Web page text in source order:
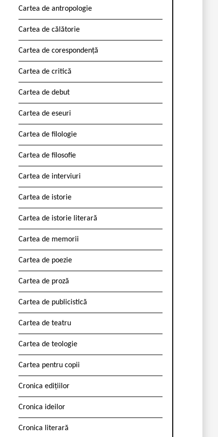
Cartea de antropologie
Cartea de călătorie
Cartea de corespondență
Cartea de critică
Cartea de debut
Cartea de eseuri
Cartea de filologie
Cartea de filosofie
Cartea de interviuri
Cartea de istorie
Cartea de istorie literară
Cartea de memorii
Cartea de poezie
Cartea de proză
Cartea de publicistică
Cartea de teatru
Cartea de teologie
Cartea pentru copii
Cronica edițiilor
Cronica ideilor
Cronica literară